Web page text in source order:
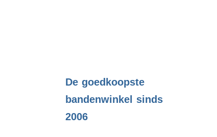
De goedkoopste
bandenwinkel sinds
2006